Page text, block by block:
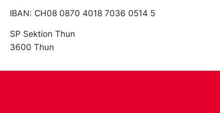
IBAN: CH08 0870 4018 7036 0514 5
SP Sektion Thun
3600 Thun